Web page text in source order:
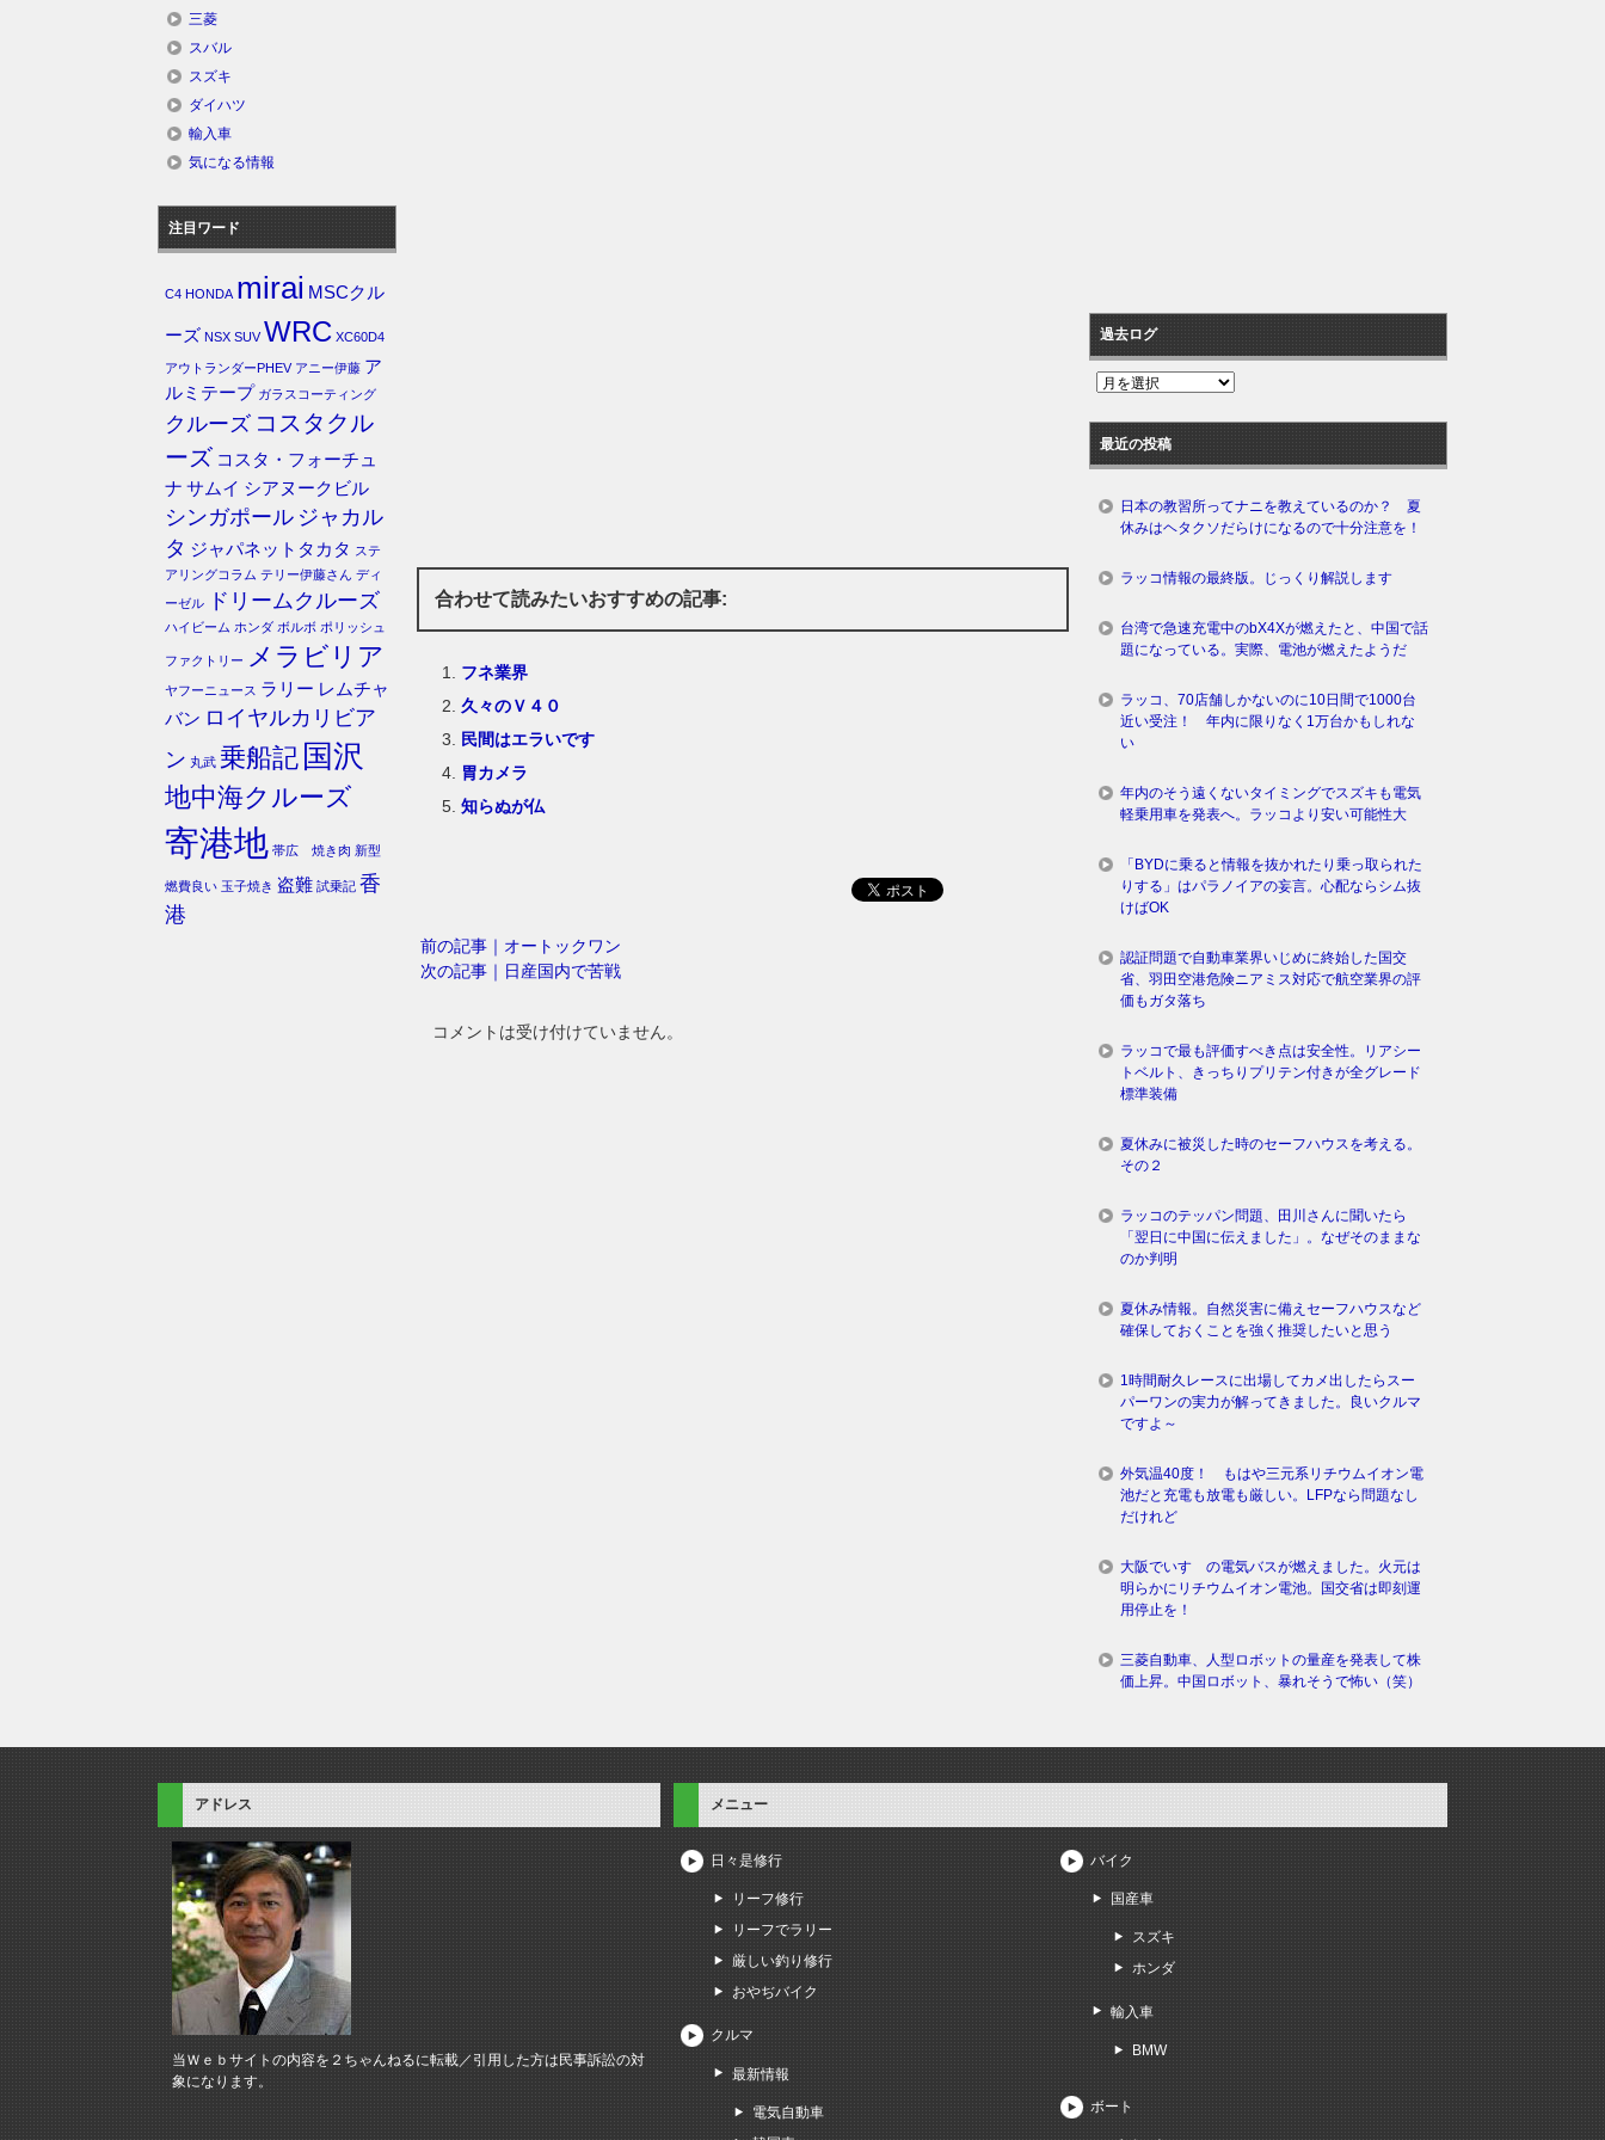
合わせて読みたいおすすめの記事:
フネ業界
久々のＶ４０
民間はエラいです
胃カメラ
知らぬが仏
前の記事｜オートックワン
次の記事｜日産国内で苦戦
コメントは受け付けていません。
三菱
スバル
スズキ
ダイハツ
輸入車
気になる情報
注目ワード
C4 HONDA mirai MSCクル
ーズ NSX SUV WRC XC60D4
アウトランダーPHEV アニー伊藤 ア
ルミテープ ガラスコーティング
クルーズ コスタクル
ーズ コスタ・フォーチュ
ナ サムイ シアヌークビル
シンガポール ジャカル
タ ジャパネットタカタ ステ
アリングコラム テリー伊藤さん ディ
ーゼル
ドリームクルーズ
ハイビーム ホンダ ボルボ ポリッシュ
ファクトリー メラビリア
ヤフーニュース ラリー レムチャ
バン ロイヤルカリビア
ン 丸武 乗船記 国沢
地中海クルーズ
寄港地 帯広 焼き肉 新型
燃費良い 玉子焼き 盗難 試乗記 香
港
過去ログ
過
ロ
グ
最近の投稿
日本の教習所ってナニを教えているのか？ 夏
休みはヘタクソだらけになるので十分注意を！
ラッコ情報の最終版。じっくり解説します
台湾で急速充電中のbX4Xが燃えたと、中国で話
題になっている。実際、電池が燃えたようだ
ラッコ、70店舗しかないのに10日間で1000台
近い受注！ 年内に限りなく1万台かもしれな
い
年内のそう遠くないタイミングでスズキも電気
軽乗用車を発表へ。ラッコより安い可能性大
「BYDに乗ると情報を抜かれたり乗っ取られた
りする」はパラノイアの妄言。心配ならシム抜
けばOK
認証問題で自動車業界いじめに終始した国交
省、羽田空港危険ニアミス対応で航空業界の評
価もガタ落ち
ラッコで最も評価すべき点は安全性。リアシー
トベルト、きっちりプリテン付きが全グレード
標準装備
夏休みに被災した時のセーフハウスを考える。
その２
ラッコのテッパン問題、田川さんに聞いたら
「翌日に中国に伝えました」。なぜそのままな
のか判明
夏休み情報。自然災害に備えセーフハウスなど
確保しておくことを強く推奨したいと思う
1時間耐久レースに出場してカメ出したらスー
パーワンの実力が解ってきました。良いクルマ
ですよ～
外気温40度！ もはや三元系リチウムイオン電
池だと充電も放電も厳しい。LFPなら問題なし
だけれど
大阪でいすゞの電気バスが燃えました。火元は
明らかにリチウムイオン電池。国交省は即刻運
用停止を！
三菱自動車、人型ロボットの量産を発表して株
価上昇。中国ロボット、暴れそうで怖い（笑）
アドレス
当Ｗｅｂサイトの内容を２ちゃんねるに転載／引用した方は民事訴訟の対
象になります。
メニュー
日々是修行
リーフ修行
リーフでラリー
厳しい釣り修行
おやぢバイク
クルマ
最新情報
電気自動車
バイク
国産車
スズキ
ホンダ
輸入車
BMW
ボート